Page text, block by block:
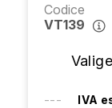
Codice
VT139
---
IVA